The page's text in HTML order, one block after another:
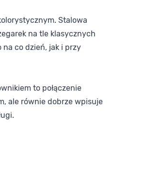
Stalowa
na tle klasycznych
co dzień, jak i przy
to połączenie
ale równie dobrze wpisuje